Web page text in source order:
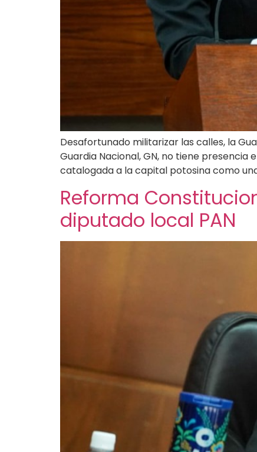
Desafortunado militarizar las calles, la
Guardia Nacional, GN, no tiene presencia
catalogada a la capital potosina como
Reforma
diputado local PAN